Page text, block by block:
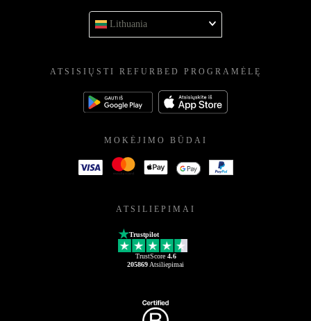
Lithuania
ATSISIŲSTI REFURBED PROGRAMĖLĘ
MOKĖJIMO BŪDAI
ATSILIEPIMAI
Trustpilot
TrustScore 4.6
205869 Atsiliepimai